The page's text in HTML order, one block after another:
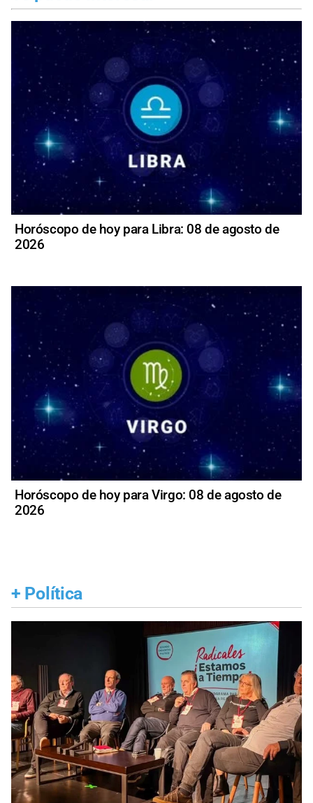
Horóscopo de hoy para Libra: 08 de agosto de
2026
Horóscopo de hoy para Virgo: 08 de agosto de
2026
+ Política